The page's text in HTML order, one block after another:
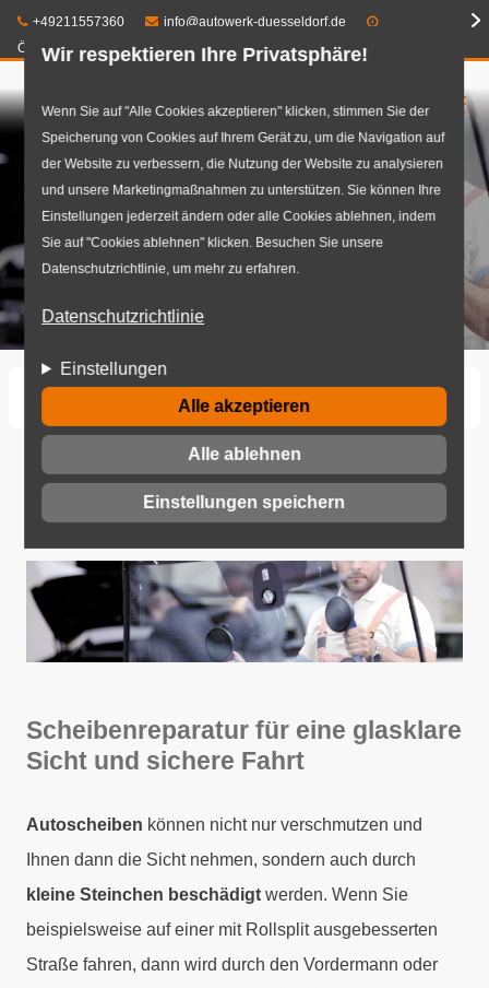
Wir respektieren Ihre Privatsphäre!
Wenn Sie auf "Alle Cookies akzeptieren" klicken, stimmen Sie der
Speicherung von Cookies auf Ihrem Gerät zu, um die Navigation auf
der Website zu verbessern, die Nutzung der Website zu analysieren
und unsere Marketingmaßnahmen zu unterstützen. Sie können Ihre
Einstellungen jederzeit ändern oder alle Cookies ablehnen, indem
Sie auf "Cookies ablehnen" klicken. Besuchen Sie unsere
Datenschutzrichtlinie, um mehr zu erfahren.
Datenschutzrichtlinie
Einstellungen
Alle akzeptieren
Alle ablehnen
Einstellungen speichern
Direkt
Telefon:
+49211557360 E-Mail:info@autowerk-duesseldorf.de
Öffnungszeiten
☰
Startseite Scheibenreparatur | autowerk Düsseldorf
Scheibenreparatur |
autowerk Düsseldorf
Scheibenreparatur für eine glasklare
Sicht und sichere Fahrt
Autoscheiben können nicht nur verschmutzen und
Ihnen dann die Sicht nehmen, sondern auch durch
kleine Steinchen beschädigt werden. Wenn Sie
beispielsweise auf einer mit Rollsplit ausgebesserten
Straße fahren, dann wird durch den Vordermann oder